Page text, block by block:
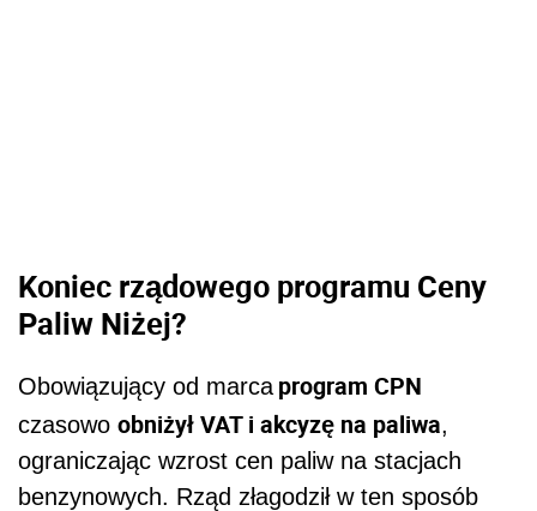
Koniec rządowego programu Ceny
Paliw Niżej?
Obowiązujący od marca program CPN
czasowo obniżył VAT i akcyzę na paliwa,
ograniczając wzrost cen paliw na stacjach
benzynowych. Rząd złagodził w ten sposób